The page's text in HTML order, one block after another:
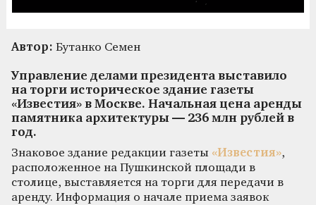
Автор: Бутанко Семен
Управление делами президента выставило
на торги историческое здание газеты
«Известия» в Москве. Начальная цена аренды
памятника архитектуры — 236 млн рублей в
год.
Знаковое здание редакции газеты «Известия»,
расположенное на Пушкинской площади в
столице, выставляется на торги для передачи в
аренду. Информация о начале приема заявок